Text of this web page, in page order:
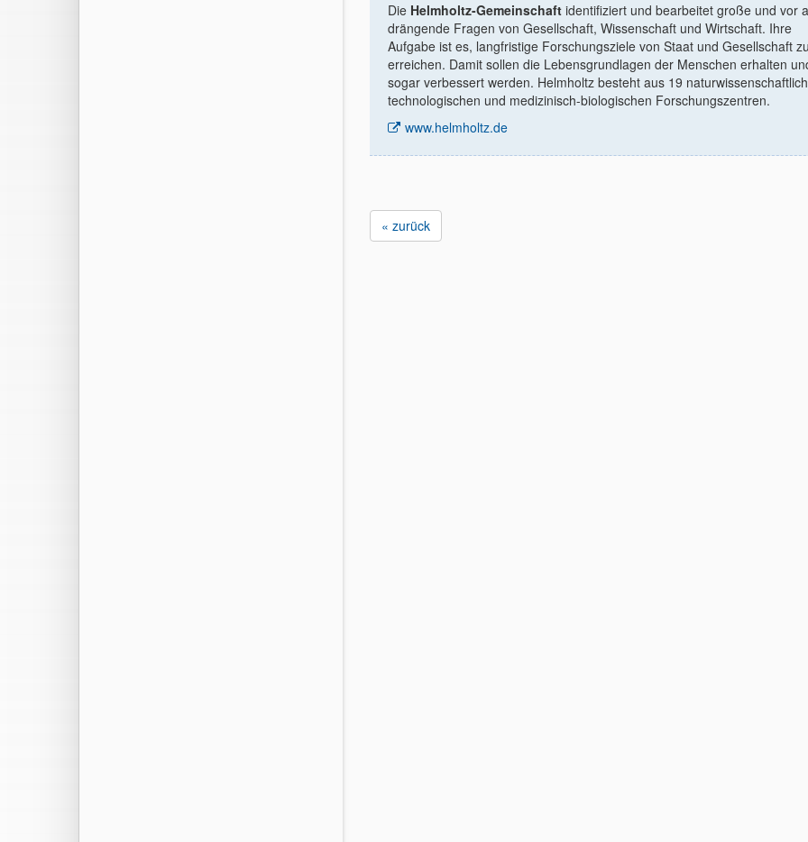
Die Helmholtz-Gemeinschaft identiﬁziert und bearbeitet große und vor
drängende Fragen von Gesellschaft, Wissenschaft und Wirtschaft. Ihre
Aufgabe ist es, langfristige Forschungsziele von Staat und Gesellschaft zu
erreichen. Damit sollen die Lebensgrundlagen der Menschen erhalten
sogar verbessert werden. Helmholtz besteht aus 19
technologischen und medizinisch-biologischen Forschungszentren.
www.helmholtz.de
« zurück